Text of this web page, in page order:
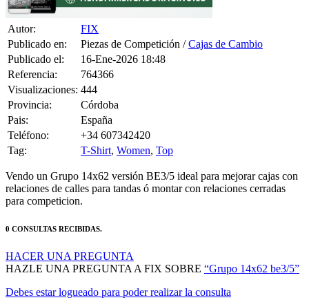
Autor:
FIX
Publicado en:
Piezas de Competición /
Publicado el:
16-Ene-2026 18:48
Referencia:
764366
Visualizaciones:
444
Provincia:
Córdoba
Pais:
España
Teléfono:
+34 607342420
Tag:
T-Shirt,Women
Vendo un Grupo 14x62 versión BE3/5 ideal para mejorar cajas con
relaciones de calles para tandas ó montar con relaciones cerradas
para competicion.
HAZLE UNA PREGUNTA A FIX SOBRE
Debes estar logueado para poder realizar la consulta